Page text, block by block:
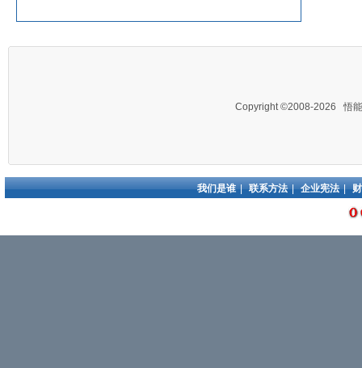
Copyright ©2008-2026 悟
我们是谁 | 联系方法 | 企业宪法 |